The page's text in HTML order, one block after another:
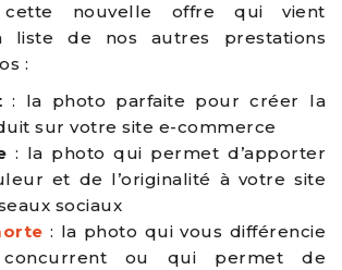
cette nouvelle offre qui vient
liste de nos autres prestations
:
: la photo parfaite pour créer la
sur votre site e-commerce
: la photo qui permet d’apporter
et de l’originalité à votre site
sociaux
: la photo qui vous différencie
ou qui permet de